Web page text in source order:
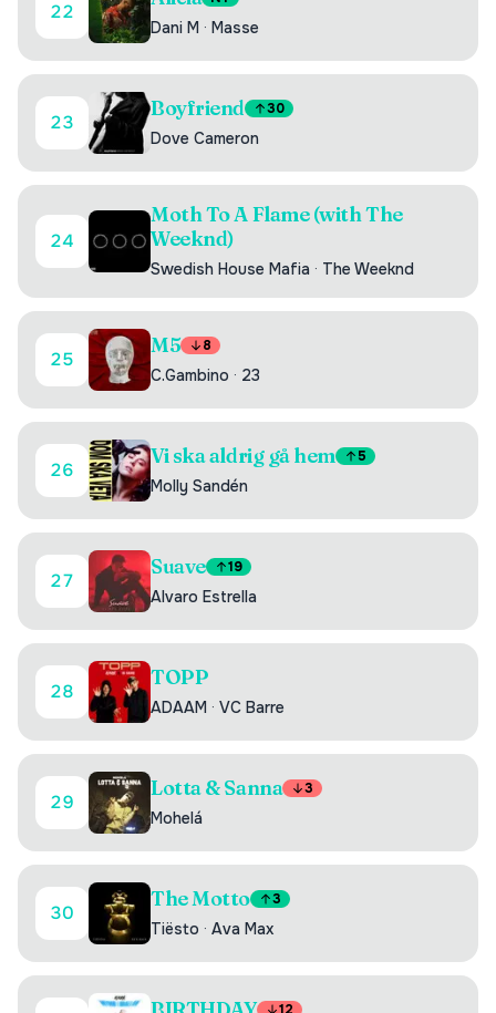
22
Dani M · Masse
23
Boyfriend 30
Dove Cameron
24
Moth To A Flame (with The
Weeknd)
Swedish House Mafia · The Weeknd
25
M5 8
C.Gambino · 23
26
Vi ska aldrig gå hem 5
Molly Sandén
27
Suave 19
Alvaro Estrella
28
TOPP
ADAAM · VC Barre
29
Lotta & Sanna 3
Mohelá
30
The Motto 3
Tiësto · Ava Max